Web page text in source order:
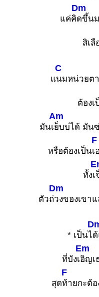
แค่คิ
Dm
ดขึ้น
สิเลื
แ
C
นมหน่วยต
ต้อง
มันเ
Am
ย็บบ่ได้ มัน
หรือต้องเป็น
F
เ
ทั้งเ
ตัวถ่
Dm
วงของเขาแ
* เป็นไ
ที่บังเ
Em
อิญเ
สุด
F
ท้ายกะต้อ